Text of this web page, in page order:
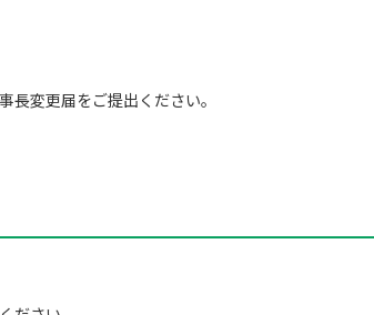
変更届をご提出ください。